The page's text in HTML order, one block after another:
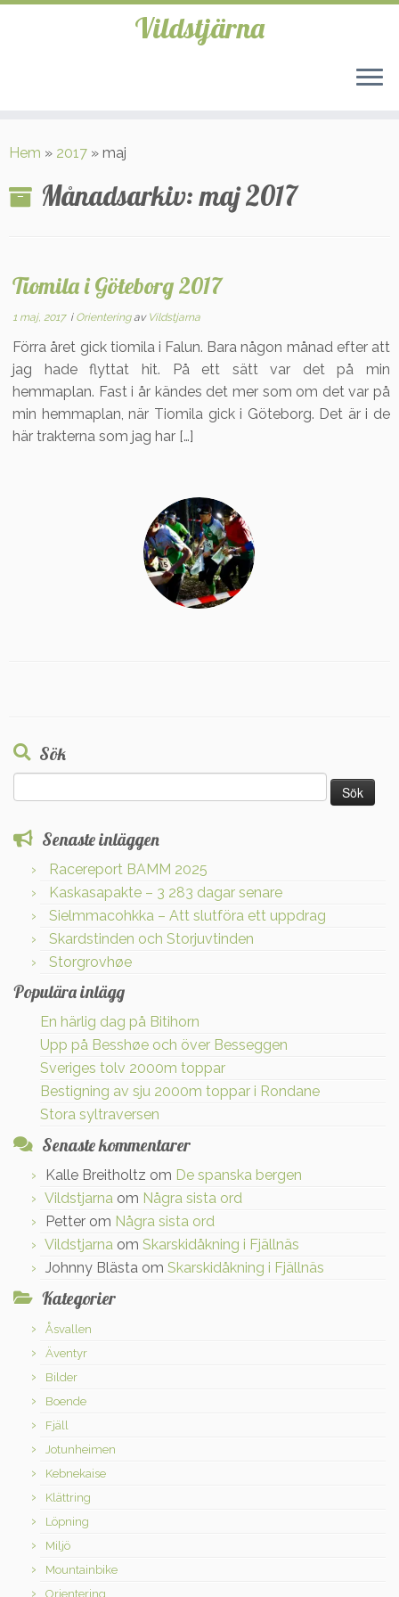
till
Vildstjärna
Hem » 2017 » maj
Månadsarkiv:maj 2017
Tiomila i Göteborg 2017
1 maj, 2017i Orienteringav Vildstjarna
Förra året gick tiomila i Falun. Bara någon månad efter att
jag hade flyttat hit. På ett sätt var det på min
hemmaplan. Fast i år kändes det mer som om det var på
min hemmaplan, när Tiomila gick i Göteborg. Det är i de
här trakterna som jag har […]
Sök
efter:
Senaste inläggen
Racereport BAMM 2025
Kaskasapakte – 3 283 dagar senare
Sielmmacohkka – Att slutföra ett uppdrag
Skardstinden och Storjuvtinden
Storgrovhøe
Populära inlägg
En härlig dag på Bitihorn
Upp på Besshøe och över Besseggen
Sveriges tolv 2000m toppar
Bestigning av sju 2000m toppar i Rondane
Stora syltraversen
Senaste kommentarer
Kalle Breitholtz om De spanska bergen
Vildstjarna om Några sista ord
Petter om Några sista ord
Vildstjarna om Skarskidåkning i Fjällnäs
Johnny Blästa om Skarskidåkning i Fjällnäs
Kategorier
Åsvallen
Äventyr
Bilder
Boende
Fjäll
Jotunheimen
Kebnekaise
Klättring
Löpning
Miljö
Mountainbike
Orientering